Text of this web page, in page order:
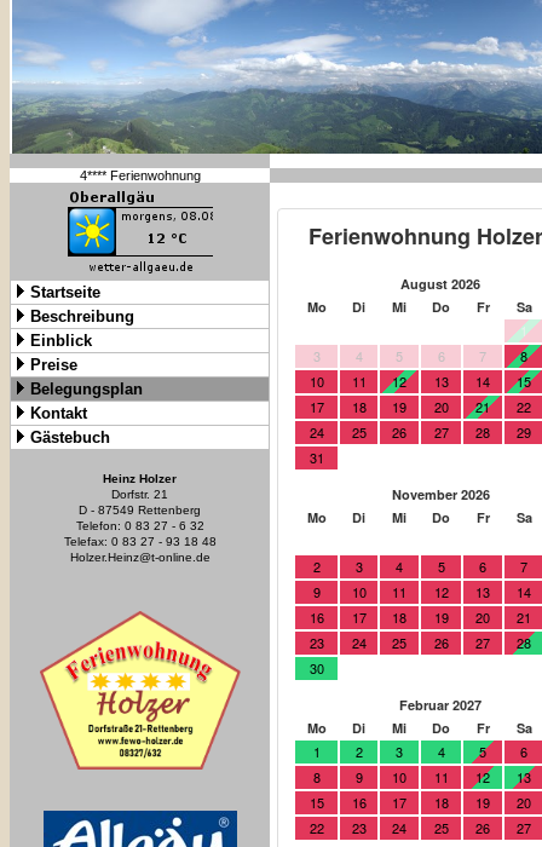
4**** Ferienwohnung
Startseite
Beschreibung
Einblick
Preise
Belegungsplan
Kontakt
Gästebuch
Heinz Holzer
Dorfstr. 21
D - 87549 Rettenberg
Telefon: 0 83 27 - 6 32
Telefax: 0 83 27 - 93 18 48
Holzer.Heinz@t-online.de